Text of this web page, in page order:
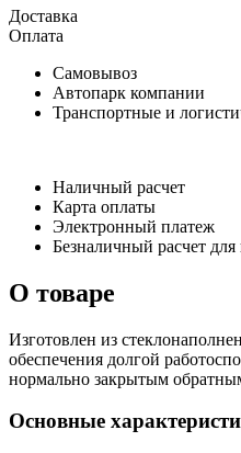
Доставка
Оплата
Самовывоз
Автопарк компании
Транспортные и
Наличный расчет
Карта оплаты
Электронный платеж
Безналичный расчет
О товаре
Изготовлен из
обеспечения долгой
нормально закрытым
Основные